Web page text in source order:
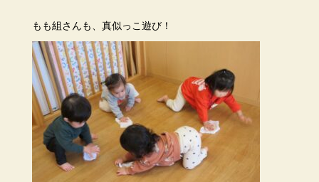
もも組さんも、真似っこ遊び！